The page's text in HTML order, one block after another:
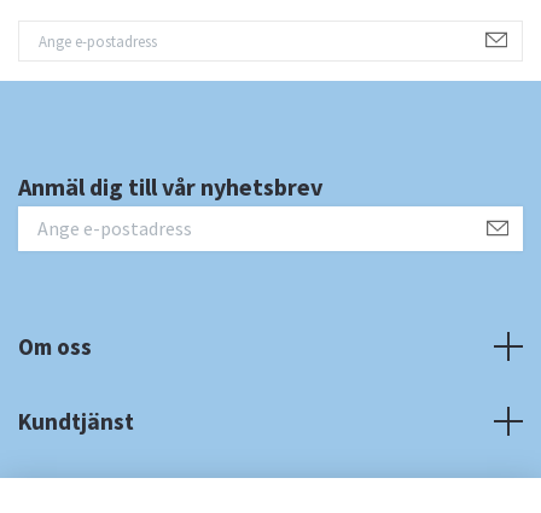
Anmäl dig till vår nyhetsbrev
Om oss
Kundtjänst